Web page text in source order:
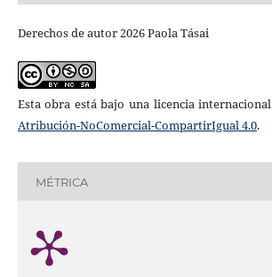
Derechos de autor 2026 Paola Tásai
Esta obra está bajo una licencia internacional
Atribución-NoComercial-CompartirIgual 4.0.
MÉTRICA